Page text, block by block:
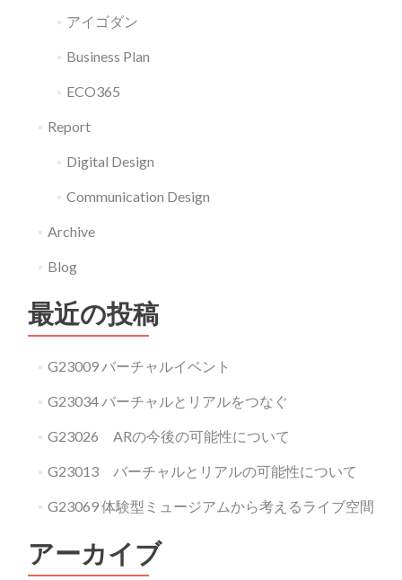
アイゴダン
Business Plan
ECO365
Report
Digital Design
Communication Design
Archive
Blog
最近の投稿
G23009 バーチャルイベント
G23034 バーチャルとリアルをつなぐ
G23026 ARの今後の可能性について
G23013 バーチャルとリアルの可能性について
G23069 体験型ミュージアムから考えるライブ空間
アーカイブ